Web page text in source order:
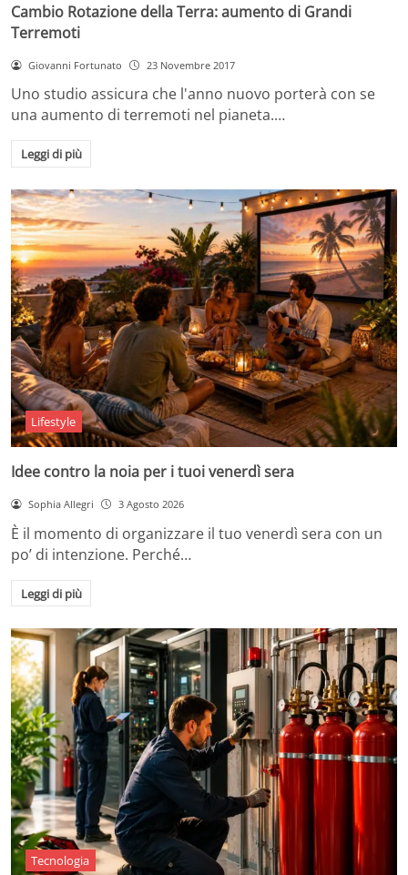
Cambio Rotazione della Terra: aumento di Grandi
Terremoti
Giovanni Fortunato 23 Novembre 2017
Uno studio assicura che l'anno nuovo porterà con se
una aumento di terremoti nel pianeta.…
Leggi di più
Lifestyle
Idee contro la noia per i tuoi venerdì sera
Sophia Allegri 3 Agosto 2026
È il momento di organizzare il tuo venerdì sera con un
po’ di intenzione. Perché…
Leggi di più
Tecnologia